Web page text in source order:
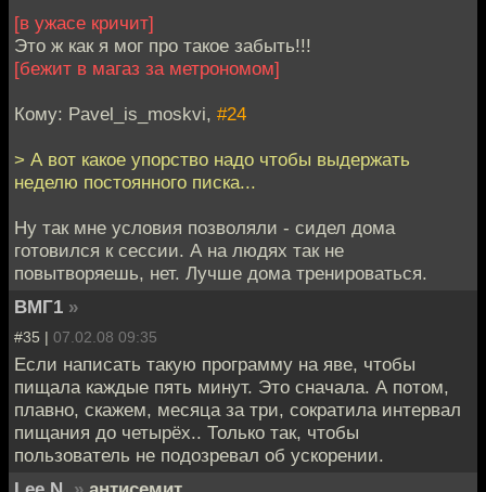
[в ужасе кричит]
Это ж как я мог про такое забыть!!!
[бежит в магаз за метрономом]
Кому: Pavel_is_moskvi, #24
> А вот какое упорство надо чтобы выдержать
неделю постоянного писка...
Ну так мне условия позволяли - сидел дома
готовился к сессии. А на людях так не
повытворяешь, нет. Лучше дома тренироваться.
ВМГ1 »
#35 | 07.02.08 09:35
Если написать такую программу на яве, чтобы
пищала каждые пять минут. Это сначала. А потом,
плавно, скажем, месяца за три, сократила интервал
пищания до четырёх.. Только так, чтобы
пользователь не подозревал об ускорении.